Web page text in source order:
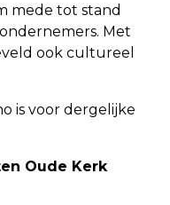
mede tot stand
Met
ook cultureel
is voor dergelijke
Oude Kerk